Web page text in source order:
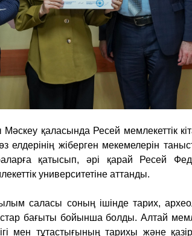
қаласында Ресей мемлекеттік
елдерінің жіберген мекемелерін
қатысып, әрі қарай Ресей
университетіне аттанды.
саласы соның ішінде тарих,
бағыты бойынша болды. Алтай
мен тұтастығының тарихы және